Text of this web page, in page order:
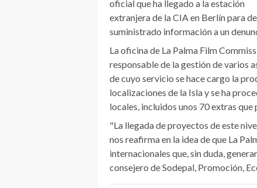
oficial que ha llegado a la estación
extranjera de la CIA en Berlín para
suministrado información a un
La oficina de La Palma Film
responsable de la gestión de varios
de cuyo servicio se hace cargo la
localizaciones de la Isla y se ha
locales, incluidos unos 70 extras
"La llegada de proyectos de este
nos reafirma en la idea de que La
internacionales que, sin duda,
consejero de Sodepal, Promoción,